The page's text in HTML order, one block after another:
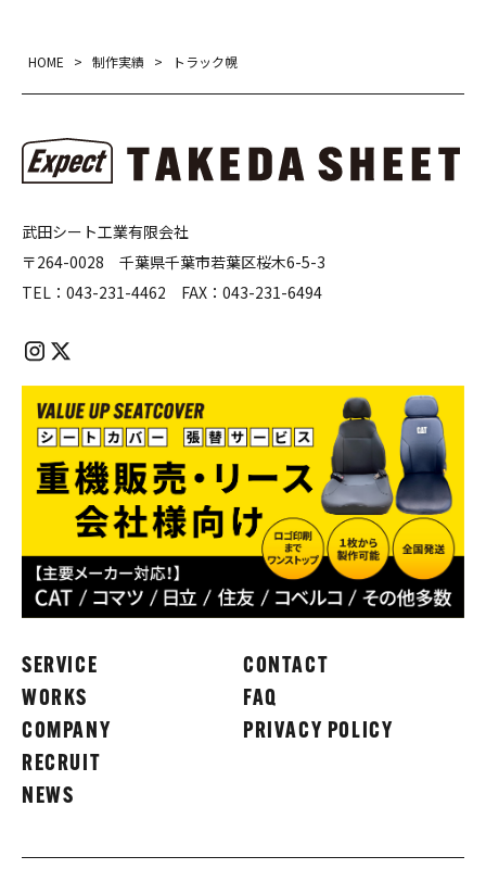
HOME > 制作実績 > トラック幌
武田シート工業有限会社
〒264-0028 千葉県千葉市若葉区桜木6-5-3
TEL： 043-231-4462 FAX： 043-231-6494
SERVICE
WORKS
COMPANY
RECRUIT
NEWS
CONTACT
FAQ
PRIVACY POLICY